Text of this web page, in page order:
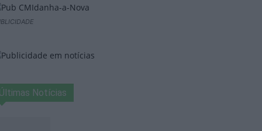
Últimas Notícias